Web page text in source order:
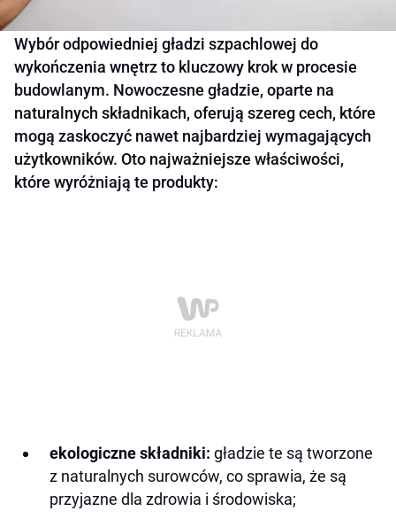
Wybór odpowiedniej gładzi szpachlowej do
wykończenia wnętrz to kluczowy krok w procesie
budowlanym. Nowoczesne gładzie, oparte na
naturalnych składnikach, oferują szereg cech, które
mogą zaskoczyć nawet najbardziej wymagających
użytkowników. Oto najważniejsze właściwości,
które wyróżniają te produkty:
ekologiczne składniki: gładzie te są tworzone
z naturalnych surowców, co sprawia, że są
przyjazne dla zdrowia i środowiska;